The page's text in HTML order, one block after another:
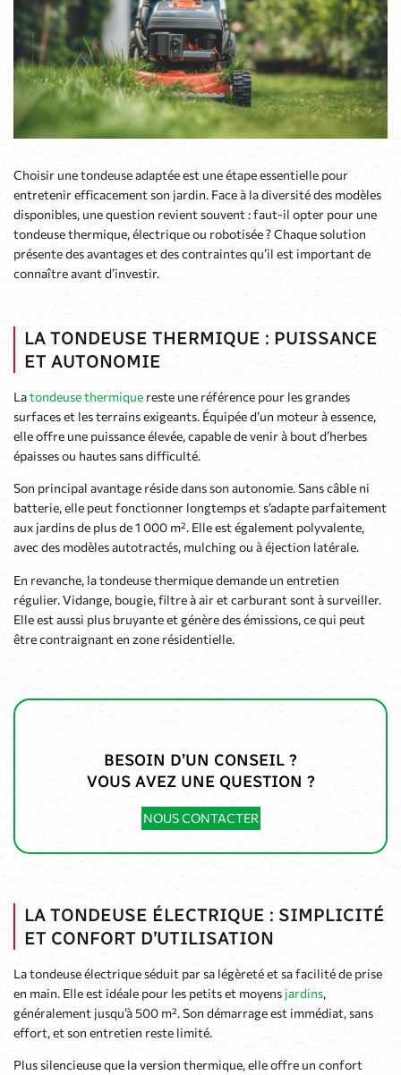
Choisir une tondeuse adaptée est une étape essentielle pour
entretenir efficacement son jardin. Face à la diversité des modèles
disponibles, une question revient souvent : faut-il opter pour une
tondeuse thermique, électrique ou robotisée ? Chaque solution
présente des avantages et des contraintes qu’il est important de
connaître avant d’investir.
LA TONDEUSE THERMIQUE : PUISSANCE
ET AUTONOMIE
Latondeuse thermique reste une référence pour les grandes
surfaces et les terrains exigeants. Équipée d’un moteur à essence,
elle offre une puissance élevée, capable de venir à bout d’herbes
épaisses ou hautes sans difficulté.
Son principal avantage réside dans son autonomie. Sans câble ni
batterie, elle peut fonctionner longtemps et s’adapte parfaitement
aux jardins de plus de 1 000 m². Elle est également polyvalente,
avec des modèles autotractés, mulching ou à éjection latérale.
En revanche, la tondeuse thermique demande un entretien
régulier. Vidange, bougie, filtre à air et carburant sont à surveiller.
Elle est aussi plus bruyante et génère des émissions, ce qui peut
être contraignant en zone résidentielle.
BESOIN D’UN CONSEIL ?
VOUS AVEZ UNE QUESTION ?
NOUS CONTACTER
LA TONDEUSE ÉLECTRIQUE : SIMPLICITÉ
ET CONFORT D’UTILISATION
La tondeuse électrique séduit par sa légèreté et sa facilité de prise
en main. Elle est idéale pour les petits et moyens jardins,
généralement jusqu’à 500 m². Son démarrage est immédiat, sans
effort, et son entretien reste limité.
Plus silencieuse que la version thermique, elle offre un confort